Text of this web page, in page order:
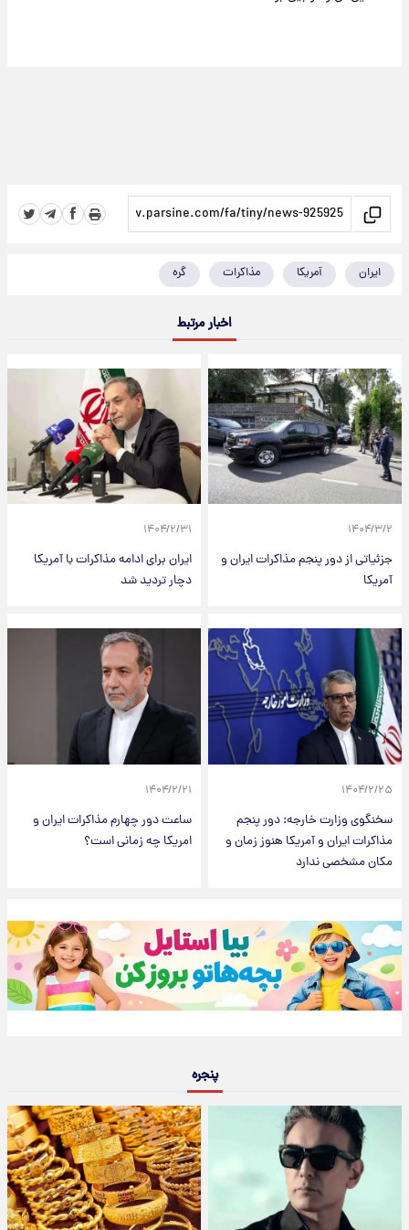
ایران آمریکا مذاکرات گره
اخبار مرتبط
۱۴۰۴/۳/۲
جزئیاتی از دور پنجم مذاکرات ایران و
آمریکا
۱۴۰۴/۲/۳۱
ایران برای ادامه مذاکرات با آمریکا
دچار تردید شد
۱۴۰۴/۲/۲۵
سخنگوی وزارت خارجه: دور پنجم
مذاکرات ایران و آمریکا هنوز زمان و
مکان مشخصی ندارد
۱۴۰۴/۲/۲۱
ساعت دور چهارم مذاکرات ایران و
امریکا چه زمانی است؟
پنجره